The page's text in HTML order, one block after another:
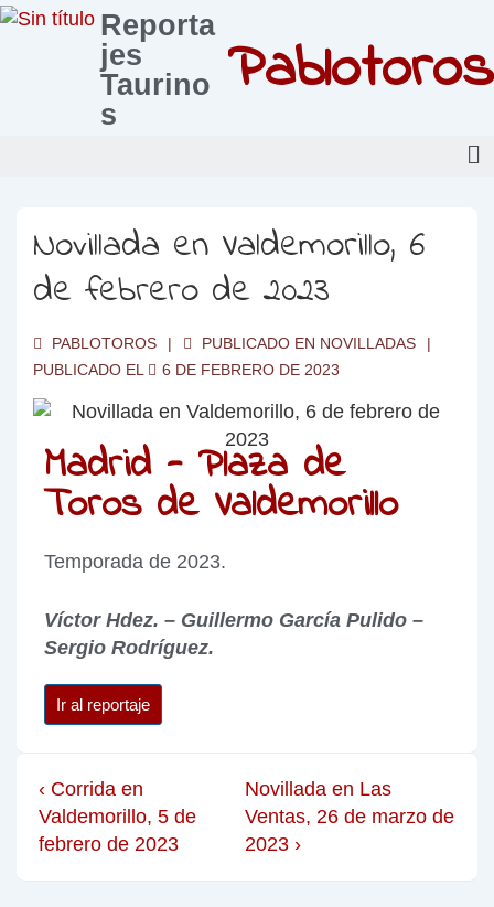
Reporta
jes
Taurino
s
Pablotoros
Novillada en Valdemorillo, 6
de febrero de 2023
PABLOTOROS PUBLICADO EN NOVILLADAS
PUBLICADO EL
6 DE FEBRERO DE 2023
Madrid - Plaza de
Toros de Valdemorillo
Temporada de 2023.
Víctor Hdez. – Guillermo García Pulido –
Sergio Rodríguez.
Ir al reportaje
‹ Corrida en
Valdemorillo, 5 de
febrero de 2023
Novillada en Las
Ventas, 26 de marzo de
2023 ›